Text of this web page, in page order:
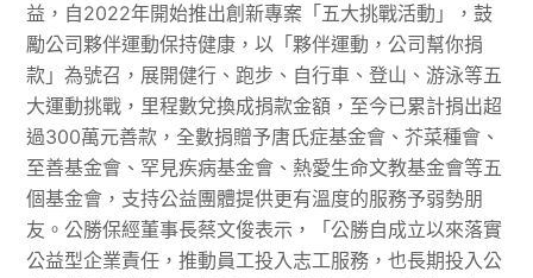
益，自2022年開始推出創新專案「五大挑戰活動」，鼓
勵公司夥伴運動保持健康，以「夥伴運動，公司幫你捐
款」為號召，展開健行、跑步、自行車、登山、游泳等五
大運動挑戰，里程數兌換成捐款金額，至今已累計捐出超
過300萬元善款，全數捐贈予唐氏症基金會、芥菜種會、
至善基金會、罕見疾病基金會、熱愛生命文教基金會等五
個基金會，支持公益團體提供更有溫度的服務予弱勢朋
友。公勝保經董事長蔡文俊表示，「公勝自成立以來落實
公益型企業責任，推動員工投入志工服務，也長期投入公